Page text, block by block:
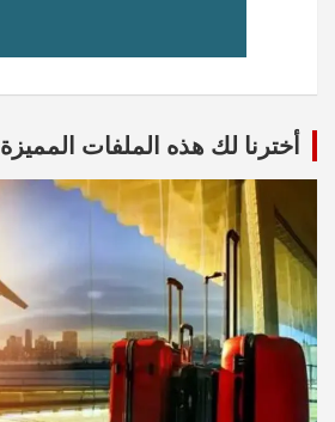
أخترنا لك هذه الملفات المميزة